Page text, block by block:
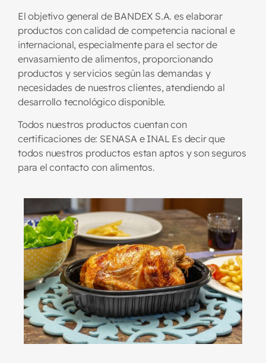
El objetivo general de BANDEX S.A. es elaborar
productos con calidad de competencia nacional e
internacional, especialmente para el sector de
envasamiento de alimentos, proporcionando
productos y servicios según las demandas y
necesidades de nuestros clientes, atendiendo al
desarrollo tecnológico disponible.
Todos nuestros productos cuentan con
certificaciones de: SENASA e INAL Es decir que
todos nuestros productos estan aptos y son seguros
para el contacto con alimentos.